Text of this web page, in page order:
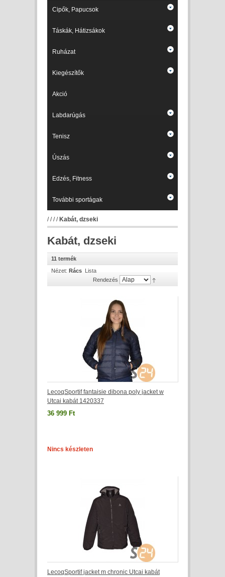
Cipők, Papucsok
Táskák, Hátizsákok
Ruházat
Kiegészítők
Akció
Labdarúgás
Tenisz
Úszás
Edzés, Fitness
További sportágak
//// Kabát, dzseki
Kabát, dzseki
11 termék
Nézet: Rács Lista
Rendezés
LecoqSportif fantaisie dibona poly jacket w
Utcai kabát 1420337
36 999 Ft
Nincs készleten
LecoqSportif jacket m chronic Utcai kabát